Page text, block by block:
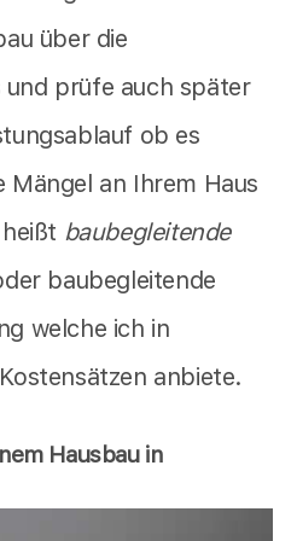
über die
und prüfe auch später
ob es
Mängel an Ihrem Haus
baubegleitende
baubegleitende
welche ich in
anbiete.
Hausbau in